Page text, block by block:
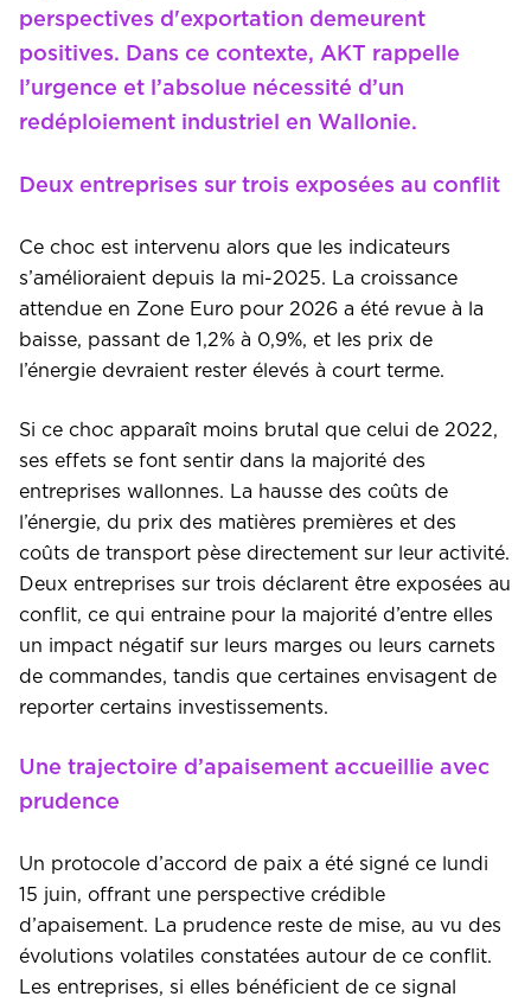
perspectives d'exportation demeurent
positives. Dans ce contexte, AKT rappelle
l’urgence et l’absolue nécessité d’un
redéploiement industriel en Wallonie.
Deux entreprises sur trois exposées au conflit
Ce choc est intervenu alors que les indicateurs
s’amélioraient depuis la mi-2025. La croissance
attendue en Zone Euro pour 2026 a été revue à la
baisse, passant de 1,2% à 0,9%, et les prix de
l’énergie devraient rester élevés à court terme.
Si ce choc apparaît moins brutal que celui de 2022,
ses effets se font sentir dans la majorité des
entreprises wallonnes. La hausse des coûts de
l’énergie, du prix des matières premières et des
coûts de transport pèse directement sur leur activité.
Deux entreprises sur trois déclarent être exposées au
conflit, ce qui entraine pour la majorité d’entre elles
un impact négatif sur leurs marges ou leurs carnets
de commandes, tandis que certaines envisagent de
reporter certains investissements.
Une trajectoire d’apaisement accueillie avec
prudence
Un protocole d’accord de paix a été signé ce lundi
15 juin, offrant une perspective crédible
d’apaisement. La prudence reste de mise, au vu des
évolutions volatiles constatées autour de ce conflit.
Les entreprises, si elles bénéficient de ce signal